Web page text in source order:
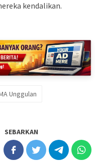
kendalikan.
Unggulan
SEBARKAN